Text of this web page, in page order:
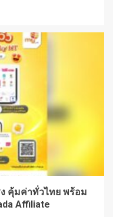
ง คุ้มค่าทั่วไทย พร้อม
Affiliate